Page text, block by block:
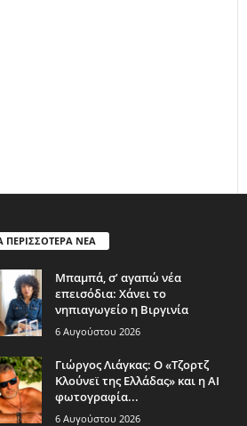
ΝΕΑ
Μπαμπά, σ’ αγαπώ νέα
επεισόδια: Χάνει το
νηπιαγωγείο η Βιργινία
6 Αυγούστου 2026
Γιώργος Λιάγκας: Ο «Τζορτζ
Κλούνεϊ της Ελλάδας» και η AI
φωτογραφία...
6 Αυγούστου 2026